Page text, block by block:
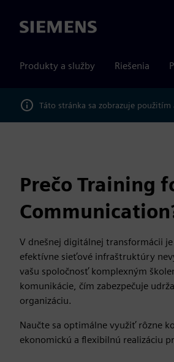
Siemens
Produkty a služby Riešenia
Táto stránka sa zobrazuje
Prečo Training
V dnešnej digitálnej transformácii
efektívne sieťové infraštruktúry
vašu spoločnosť komplexným
komunikácie, čím zabezpečuje
organizáciu.
Naučte sa optimálne využiť rôzne
ekonomickú a flexibilnú realizáciu